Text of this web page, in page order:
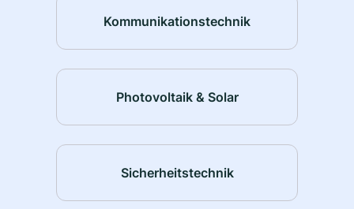
Kommunikationstechnik
Photovoltaik & Solar
Sicherheitstechnik